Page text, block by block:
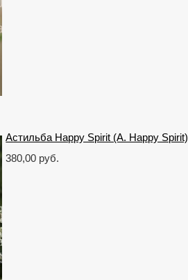
Астильба Happy Spirit (A. Happy Spirit)
380,00 руб.